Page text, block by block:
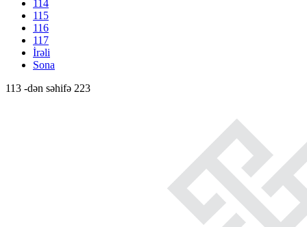
114
115
116
117
İrəli
Sona
113 -dən səhifə 223